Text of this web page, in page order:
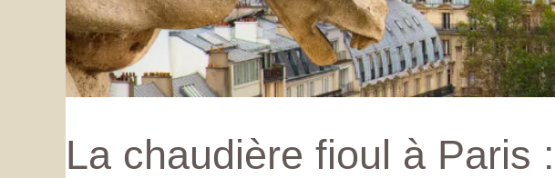
La chaudière fioul à Paris